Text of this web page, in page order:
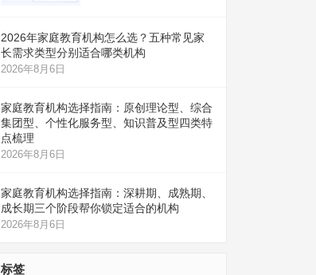
2026年家庭教育机构怎么选？五种常见家
长需求类型分别适合哪类机构
2026年8月6日
家庭教育机构选择指南：原创理论型、综合
集团型、个性化服务型、知识普及型四类特
点梳理
2026年8月6日
家庭教育机构选择指南：深耕期、成熟期、
成长期三个阶段帮你锁定适合的机构
2026年8月6日
标签